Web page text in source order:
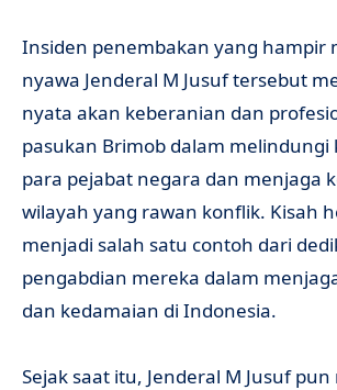
Insiden penembakan yang hampir
nyawa Jenderal M Jusuf tersebut
nyata akan keberanian dan
pasukan Brimob dalam melindungi
para pejabat negara dan menjaga
wilayah yang rawan konflik. Kisah
menjadi salah satu contoh dari
pengabdian mereka dalam
dan kedamaian di Indonesia.
Sejak saat itu, Jenderal M Jusuf